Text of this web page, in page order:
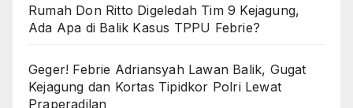
Rumah Don Ritto Digeledah Tim 9 Kejagung,
Ada Apa di Balik Kasus TPPU Febrie?
Geger! Febrie Adriansyah Lawan Balik, Gugat
Kejagung dan Kortas Tipidkor Polri Lewat
Praperadilan